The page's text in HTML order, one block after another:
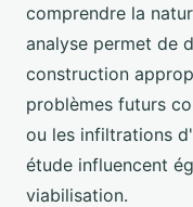
comprendre la
analyse permet de
construction
problèmes futurs
ou les infiltrations
étude influencent
viabilisation.